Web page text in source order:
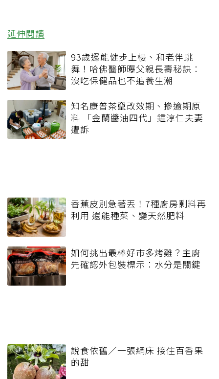
延伸閱讀
93歲還能健步上樓、和老伴跳
舞！哈佛醫師曝父親長壽秘訣：
沒吃保健品也不追養生潮
知名康普茶竄改效期、摻逾期原
料 「金蘭醬油四代」鍾淳仁夫妻
遭訴
香蕉皮別急著丟！7種廚房剩料再
利用 還能種菜、變天然肥料
如何挑出最棒好市多烤雞？主廚
先確認外包裝標示：水分是關鍵
說食依舊／一張網床 接住百香果
的甜